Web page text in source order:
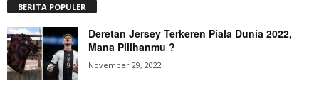
BERITA POPULER
Deretan Jersey Terkeren Piala Dunia 2022,
Mana Pilihanmu ?
November 29, 2022